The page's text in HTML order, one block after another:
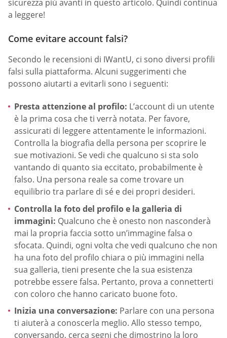
sicurezza più avanti in questo articolo. Quindi continua
a leggere!
Come evitare account falsi?
Secondo le recensioni di IWantU, ci sono diversi profili
falsi sulla piattaforma. Alcuni suggerimenti che
possono aiutarti a evitarli sono i seguenti:
Presta attenzione al profilo: L’account di un utente
è la prima cosa che ti verrà notata. Per favore,
assicurati di leggere attentamente le informazioni.
Controlla la biografia della persona per scoprire le
sue motivazioni. Se vedi che qualcuno si sta solo
vantando di quanto sia eccitato, probabilmente è
falso. Una persona reale sa come trovare un
equilibrio tra parlare di sé e dei propri desideri.
Controlla la foto del profilo e la galleria di
immagini: Qualcuno che è onesto non nasconderà
mai la propria faccia sotto un’immagine falsa o
sfocata. Quindi, ogni volta che vedi qualcuno che non
ha una foto del profilo chiara o più immagini nella
sua galleria, tieni presente che la sua esistenza
potrebbe essere falsa. Pertanto, prova a connetterti
con coloro che hanno caricato buone foto.
Inizia una conversazione: Parlare con una persona
ti aiuterà a conoscerla meglio. Allo stesso tempo,
conversando, cerca segni che dimostrino la loro